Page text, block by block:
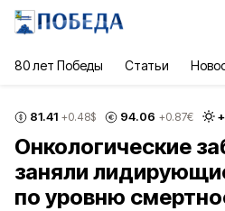
80 лет Победы Статьи
81.41 +0.48$ 94.06 +0.87€ +
Онкологические
заняли
по уровню